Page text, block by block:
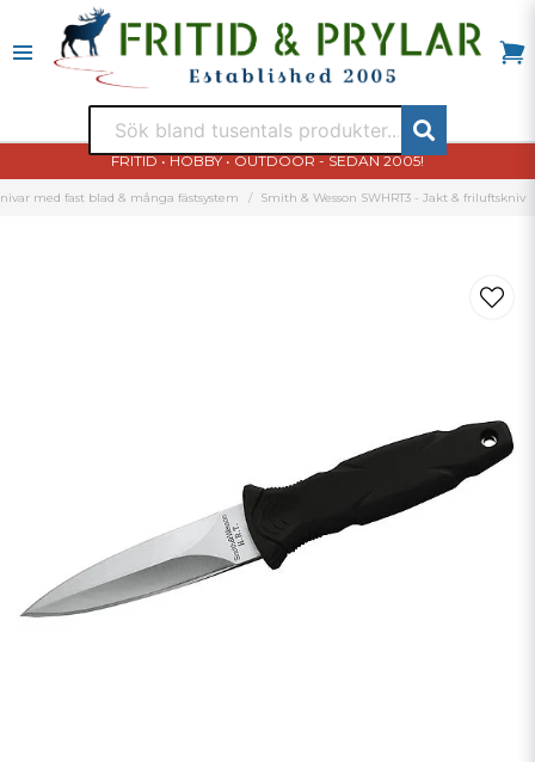
FRITID • HOBBY • OUTDOOR - SEDAN 2005!
med fast blad & många fästsystem Smith & Wesson SWHRT3 - Jakt & friluftskniv